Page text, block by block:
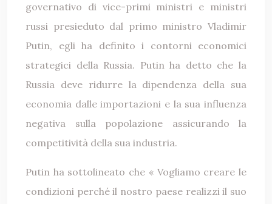
governativo di vice-primi ministri e ministri
russi presieduto dal primo ministro Vladimir
Putin, egli ha definito i contorni economici
strategici della Russia. Putin ha detto che la
Russia deve ridurre la dipendenza della sua
economia dalle importazioni e la sua influenza
negativa sulla popolazione assicurando la
competitività della sua industria.
Putin ha sottolineato che « Vogliamo creare le
condizioni perché il nostro paese realizzi il suo